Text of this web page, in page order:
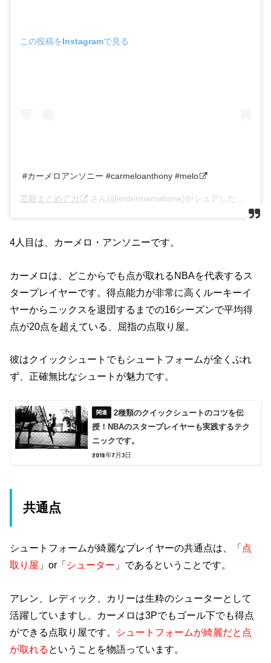
この投稿をInstagramで見る
#カーメロアンソニー #carmeloanthony #melo
芸能まとめアカ さん(@entermematome)がシェアした投稿 –
4人目は、カーメロ・アンソニーです。
カーメロは、どこからでも点が取れるNBAを代表するス
タープレイヤーです。得点能力が非常に高くルーキーイ
ヤーからニックスを退団するまでの16シーズンで平均得
点が20点を超えている、屈指の点取り屋。
彼はクイックシュートでもシュートフォームが全くぶれ
ず、正確無比なシュートが魅力です。
2種類のクイックシュートのコツを伝
授！NBAのスタープレイヤーも実践するテク
ニックです。
2018年7月3日
共通点
シュートフォームが綺麗なプレイヤーの共通点は、「 点
取り屋 」or「 シューター 」であるということです。
アレン、レディック、カリーは生粋のシューターとして
活躍していますし、カーメロは3Pでもゴール下でも得点
ができる点取り屋です。 シュートフォームが綺麗だと点
が取れる ということを物語っています。